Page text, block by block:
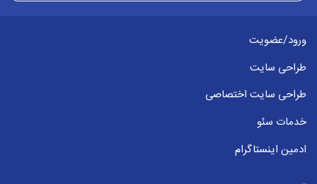
ورود/عضویت
طراحی سایت
طراحی سایت اختصاصی
خدمات سئو
ادمین اینستاگرام